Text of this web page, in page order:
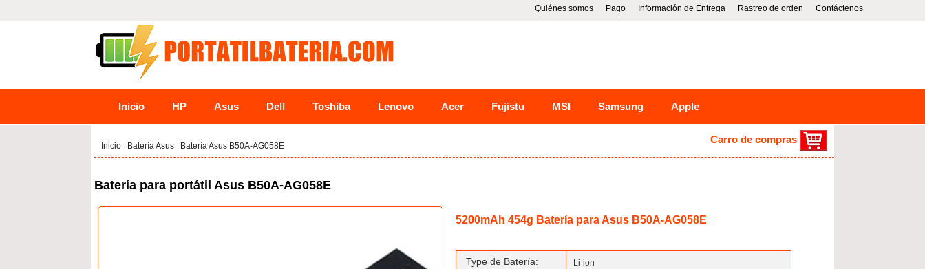
Contáctenos
Rastreo de orden
Información de Entrega
Pago
Quiénes somos
Inicio HP Asus Dell Toshiba Lenovo Acer Fujistu MSI Samsung Apple
Inicio - Batería Asus - Batería Asus B50A-AG058E
Carro de compras
Batería para portátil Asus B50A-AG058E
5200mAh 454g Batería para Asus B50A-AG058E
Type de Batería: Li-ion